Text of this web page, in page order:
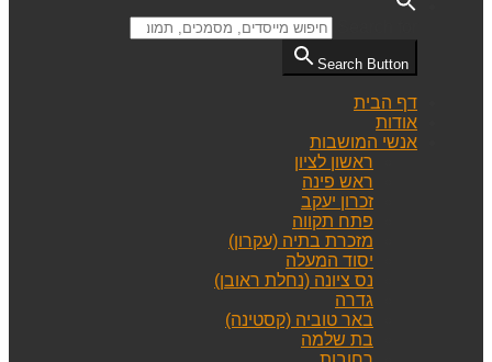
Search Button
דף הבית
אודות
אנשי המושבות
ראשון לציון
ראש פינה
זכרון יעקב
פתח תקווה
מזכרת בתיה (עקרון)
יסוד המעלה
נס ציונה (נחלת ראובן)
גדרה
באר טוביה (קסטינה)
בת שלמה